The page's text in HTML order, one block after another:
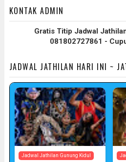
KONTAK ADMIN
Gratis Titip Jadwal
081802727861 -
JADWAL JATHILAN HARI INI ~
Jadwal Jathilan Gunung Kidul